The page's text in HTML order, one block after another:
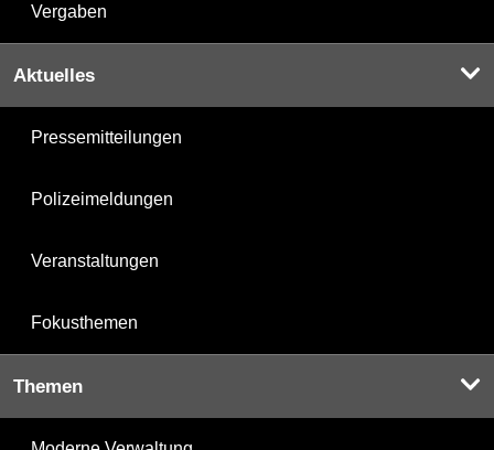
Vergaben
Aktuelles
Pressemitteilungen
Polizeimeldungen
Veranstaltungen
Fokusthemen
Themen